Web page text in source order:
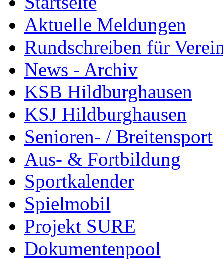
Aktuelle Meldungen
Rundschreiben für
News - Archiv
KSB Hildburghausen
KSJ Hildburghausen
Senioren- / Breitensport
Aus- & Fortbildung
Sportkalender
Spielmobil
Projekt SURE
Dokumentenpool